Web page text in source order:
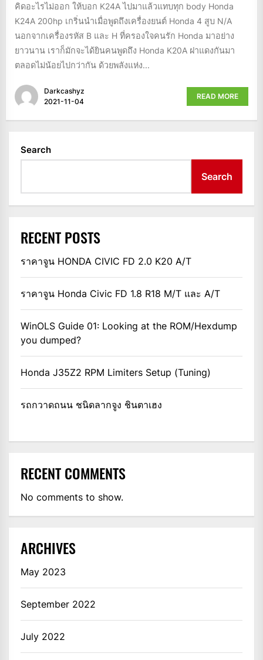
คิดอะไรไม่ออก ให้บอก K24A ไปมาแล้วแทบทุก body Honda
K24A 200hp เกริ่นนำเมื่อพูดถึงเครื่องยนต์ Honda 4 สูบ N/A
นอกจากเครื่องรหัส B และ H ที่ครองใจคนรัก Honda มาอย่าง
ยาวนาน เราก็มักจะได้ยินคนพูดถึง Honda K20A ฝาแดงกันมา
ตลอดไม่น้อยไปกว่ากัน ด้วยพลังแห่ง...
Darkcashyz
2021-11-04
READ MORE
Search
Search
RECENT POSTS
ราคาจูน HONDA CIVIC FD 2.0 K20 A/T
ราคาจูน Honda Civic FD 1.8 R18 M/T และ A/T
WinOLS Guide 01: Looking at the ROM/Hexdump
you dumped?
Honda J35Z2 RPM Limiters Setup (Tuning)
รถกวาดถนน ชนิดลากจูง ชินตาเฮง
RECENT COMMENTS
No comments to show.
ARCHIVES
May 2023
September 2022
July 2022